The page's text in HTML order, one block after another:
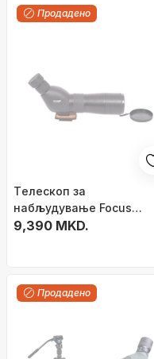
Продадено
Tелескоп за
набљудување Focus
Outdoor WF3950, 15-
9,390 MKD.
Продадено